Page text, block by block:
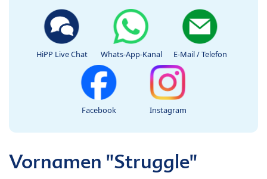
HiPP Live Chat Whats-App-Kanal E-Mail / Telefon
Facebook Instagram
Vornamen "Struggle"